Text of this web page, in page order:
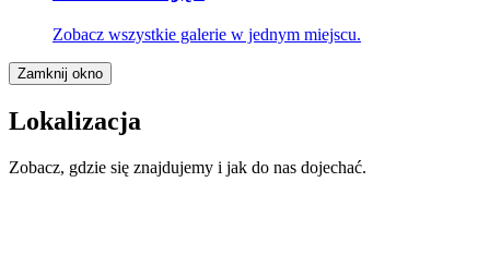
Zobacz wszystkie galerie w jednym miejscu.
Zamknij okno
Lokalizacja
Zobacz, gdzie się znajdujemy i jak do nas dojechać.